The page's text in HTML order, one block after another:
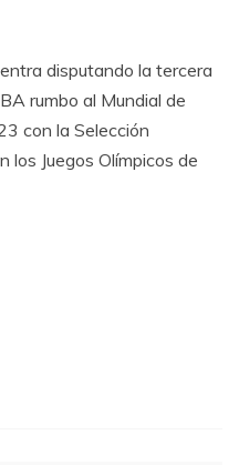
disputando la tercera
rumbo al Mundial de
con la Selección
los Juegos Olímpicos de